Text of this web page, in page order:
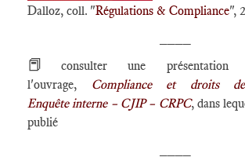
Dalloz, coll. "Régulations & Compliance",
📕
consulter une présentation
l'ouvrage, Compliance et droits
Enquête interne – CJIP – CRPC, dans
publié